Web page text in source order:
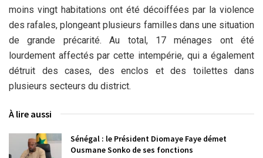
moins vingt habitations ont été décoiffées par la violence
des rafales, plongeant plusieurs familles dans une situation
de grande précarité. Au total, 17 ménages ont été
lourdement affectés par cette intempérie, qui a également
détruit des cases, des enclos et des toilettes dans
plusieurs secteurs du district.
À lire aussi
Sénégal : le Président Diomaye Faye démet
Ousmane Sonko de ses fonctions